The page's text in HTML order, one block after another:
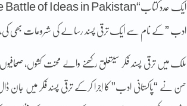
ادب ”کے نام سے ایک ترقی پسند رسالے کی شروعات بھی کی،
ملک میں ترقی پسند فکر سیتعلق رکھنے والے محنت کشوں،
حسن نے “پاکستانی ادب” کا اِجرا کرکے ترقی پسند فکر میں